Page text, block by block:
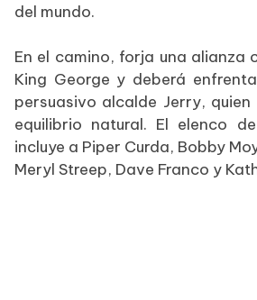
del mundo.
En el camino, forja una alianza
King George y deberá
persuasivo alcalde Jerry,
equilibrio natural. El elenco
incluye a Piper Curda, Bobby
Meryl Streep, Dave Franco y